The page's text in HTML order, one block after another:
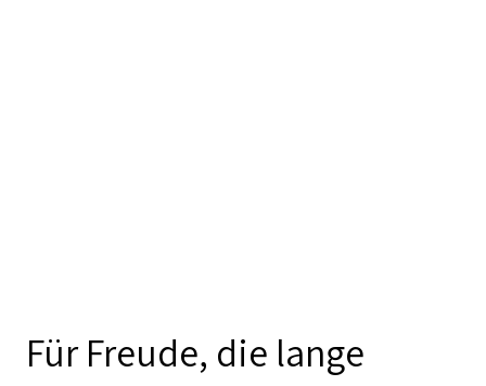
Für Freude, die lange